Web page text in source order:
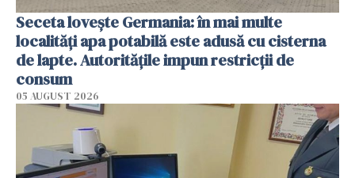
Seceta lovește Germania: în mai multe
localități apa potabilă este adusă cu cisterna
de lapte. Autoritățile impun restricții de
consum
05 AUGUST 2026